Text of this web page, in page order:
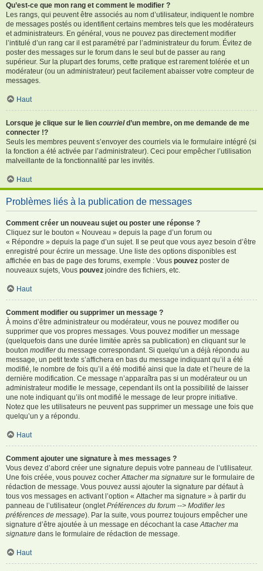
Qu’est-ce que mon rang et comment le modifier ?
Les rangs, qui peuvent être associés au nom d’utilisateur, indiquent le nombre
de messages postés ou identifient certains membres tels que les modérateurs
et administrateurs. En général, vous ne pouvez pas directement modifier
l’intitulé d’un rang car il est paramétré par l’administrateur du forum. Évitez de
poster des messages sur le forum dans le seul but de passer au rang
supérieur. Sur la plupart des forums, cette pratique est rarement tolérée et un
modérateur (ou un administrateur) peut facilement abaisser votre compteur de
messages.
Haut
Lorsque je clique sur le lien courrield’un membre, on me demande de me
connecter !?
Seuls les membres peuvent s’envoyer des courriels via le formulaire intégré (si
la fonction a été activée par l’administrateur). Ceci pour empêcher l’utilisation
malveillante de la fonctionnalité par les invités.
Haut
Problèmes liés à la publication de messages
Comment créer un nouveau sujet ou poster une réponse ?
Cliquez sur le bouton « Nouveau » depuis la page d’un forum ou
« Répondre » depuis la page d’un sujet. Il se peut que vous ayez besoin d’être
enregistré pour écrire un message. Une liste des options disponibles est
affichée en bas de page des forums, exemple : Vous pouvez poster de
nouveaux sujets, Vous pouvez joindre des fichiers, etc.
Haut
Comment modifier ou supprimer un message ?
À moins d’être administrateur ou modérateur, vous ne pouvez modifier ou
supprimer que vos propres messages. Vous pouvez modifier un message
(quelquefois dans une durée limitée après sa publication) en cliquant sur le
bouton modifierdu message correspondant. Si quelqu’un a déjà répondu au
message, un petit texte s’affichera en bas du message indiquant qu’il a été
modifié, le nombre de fois qu’il a été modifié ainsi que la date et l’heure de la
dernière modification. Ce message n’apparaîtra pas si un modérateur ou un
administrateur modifie le message, cependant ils ont la possibilité de laisser
une note indiquant qu’ils ont modifié le message de leur propre initiative.
Notez que les utilisateurs ne peuvent pas supprimer un message une fois que
quelqu’un y a répondu.
Haut
Comment ajouter une signature à mes messages ?
Vous devez d’abord créer une signature depuis votre panneau de l’utilisateur.
Une fois créée, vous pouvez cocher Attacher ma signature sur le formulaire de
rédaction de message. Vous pouvez aussi ajouter la signature par défaut à
tous vos messages en activant l’option « Attacher ma signature » à partir du
panneau de l’utilisateur (onglet Préférences du forum --> Modifier les
préférences de message). Par la suite, vous pourrez toujours empêcher une
signature d’être ajoutée à un message en décochant la case Attacher ma
signature dans le formulaire de rédaction de message.
Haut